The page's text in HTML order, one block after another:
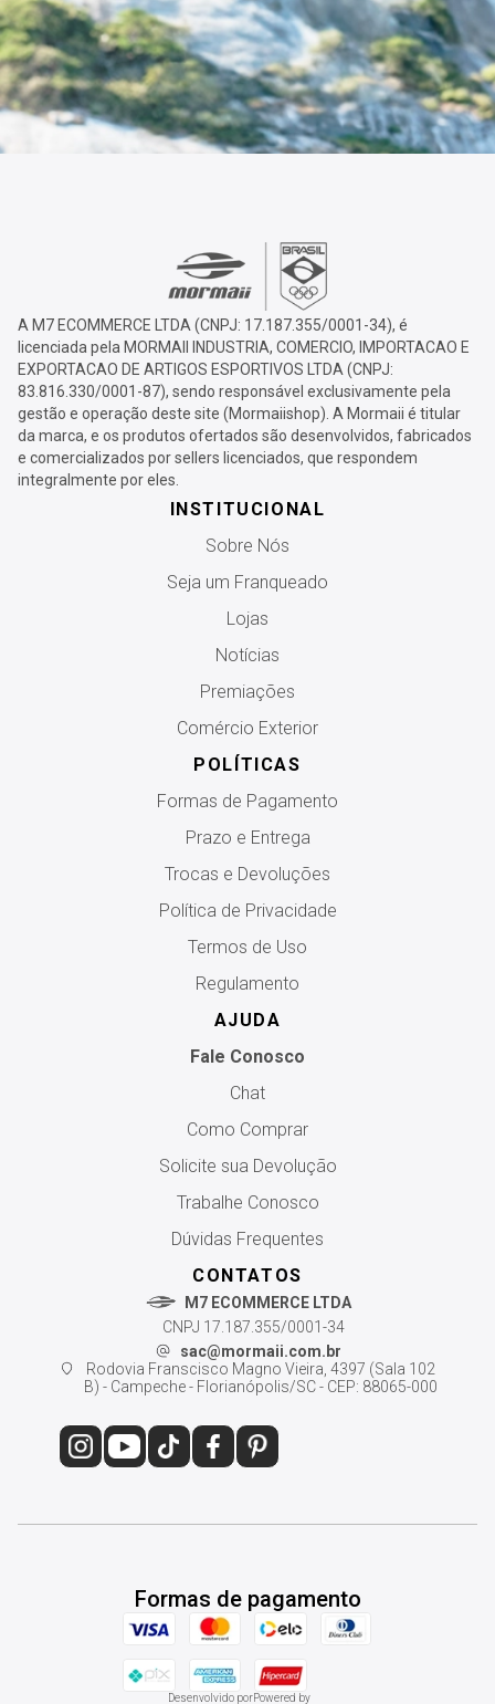
A M7 ECOMMERCE LTDA (CNPJ: 17.187.355/0001-34), é
licenciada pela MORMAII INDUSTRIA, COMERCIO, IMPORTACAO E
EXPORTACAO DE ARTIGOS ESPORTIVOS LTDA (CNPJ:
83.816.330/0001-87), sendo responsável exclusivamente pela
gestão e operação deste site (Mormaiishop). A Mormaii é titular
da marca, e os produtos ofertados são desenvolvidos, fabricados
e comercializados por sellers licenciados, que respondem
integralmente por eles.
INSTITUCIONAL
Sobre Nós
Seja um Franqueado
Lojas
Notícias
Premiações
Comércio Exterior
POLÍTICAS
Formas de Pagamento
Prazo e Entrega
Trocas e Devoluções
Política de Privacidade
Termos de Uso
Regulamento
AJUDA
Fale Conosco
Chat
Como Comprar
Solicite sua Devolução
Trabalhe Conosco
Dúvidas Frequentes
CONTATOS
M7 ECOMMERCE LTDA
CNPJ 17.187.355/0001-34
sac@mormaii.com.br
Rodovia Franscisco Magno Vieira, 4397 (Sala 102
B) - Campeche - Florianópolis/SC - CEP: 88065-000
Formas de pagamento
Desenvolvido porPowered by